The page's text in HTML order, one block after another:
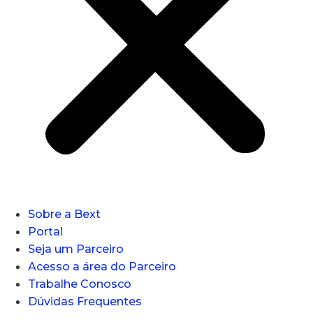
Sobre a Bext
Portal
Seja um Parceiro
Acesso a área do Parceiro
Trabalhe Conosco
Dúvidas Frequentes